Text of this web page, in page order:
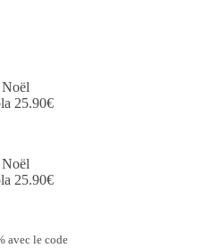
25.90€
25.90€
avec le code